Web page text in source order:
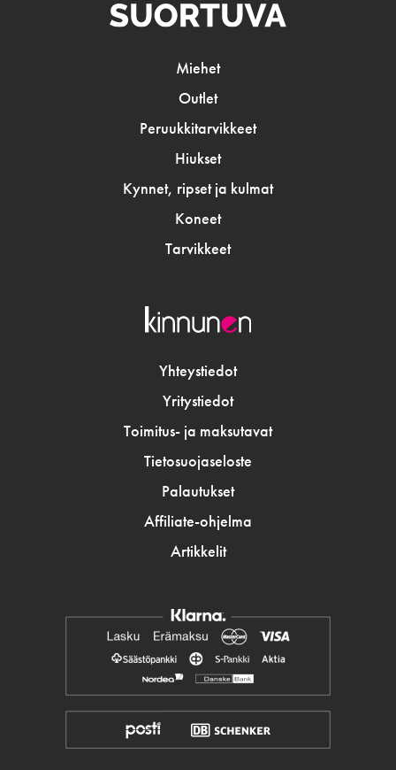
Miehet
Outlet
Peruukkitarvikkeet
Hiukset
Kynnet, ripset ja kulmat
Koneet
Tarvikkeet
Yhteystiedot
Yritystiedot
Toimitus- ja maksutavat
Tietosuojaseloste
Palautukset
Affiliate-ohjelma
Artikkelit